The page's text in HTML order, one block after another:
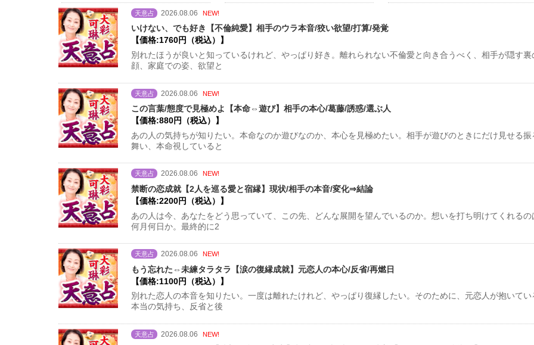
天意占 2026.08.06 NEW!
いけない、でも好き【不倫純愛】相手のウラ本音/狡い欲望/打算/発覚
【価格:1760円（税込）】
別れたほうが良いと知っているけれど、やっぱり好き。離れられない不倫愛と向き合うべく、相手が隠す裏
顔、家庭での姿、欲望と
天意占 2026.08.06 NEW!
この言葉/態度で見極めよ【本命⇔遊び】相手の本心/葛藤/誘惑/選ぶ人
【価格:880円（税込）】
あの人の気持ちが知りたい。本命なのか遊びなのか、本心を見極めたい。相手が遊びのときにだけ見せる振
舞い、本命視していると
天意占 2026.08.06 NEW!
禁断の恋成就【2人を巡る愛と宿縁】現状/相手の本音/変化⇒結論
【価格:2200円（税込）】
あの人は今、あなたをどう思っていて、この先、どんな展開を望んでいるのか。想いを打ち明けてくれるの
何月何日か。最終的に2
天意占 2026.08.06 NEW!
もう忘れた⇔未練タラタラ【涙の復縁成就】元恋人の本心/反省/再燃日
【価格:1100円（税込）】
別れた恋人の本音を知りたい。一度は離れたけれど、やっぱり復縁したい。そのために、元恋人が抱いてい
本当の気持ち、反省と後
天意占 2026.08.06 NEW!